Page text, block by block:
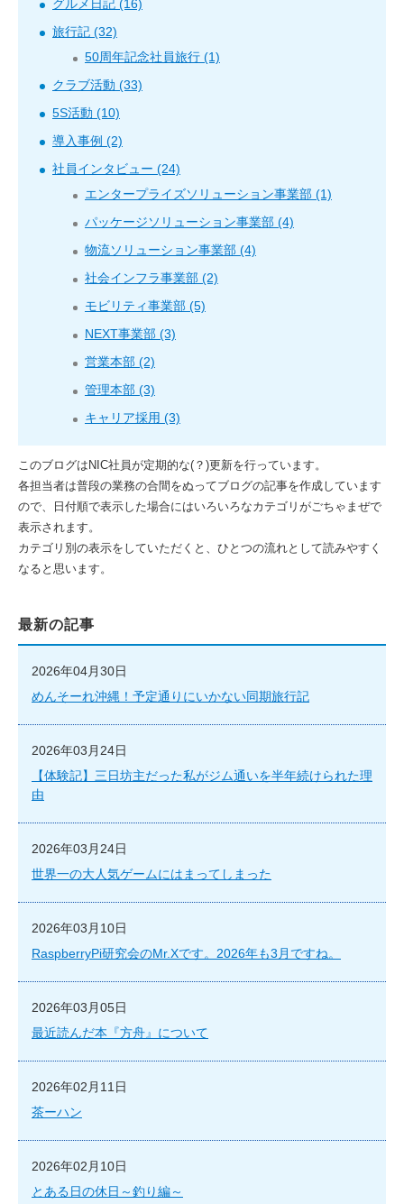
グルメ日記 (16)
旅行記 (32)
50周年記念社員旅行 (1)
クラブ活動 (33)
5S活動 (10)
導入事例 (2)
社員インタビュー (24)
エンタープライズソリューション事業部 (1)
パッケージソリューション事業部 (4)
物流ソリューション事業部 (4)
社会インフラ事業部 (2)
モビリティ事業部 (5)
NEXT事業部 (3)
営業本部 (2)
管理本部 (3)
キャリア採用 (3)
このブログはNIC社員が定期的な(？)更新を行っています。
各担当者は普段の業務の合間をぬってブログの記事を作成しています
ので、日付順で表示した場合にはいろいろなカテゴリがごちゃまぜで
表示されます。
カテゴリ別の表示をしていただくと、ひとつの流れとして読みやすく
なると思います。
最新の記事
2026年04月30日
めんそーれ沖縄！予定通りにいかない同期旅行記
2026年03月24日
【体験記】三日坊主だった私がジム通いを半年続けられた理
由
2026年03月24日
世界一の大人気ゲームにはまってしまった
2026年03月10日
RaspberryPi研究会のMr.Xです。2026年も3月ですね。
2026年03月05日
最近読んだ本『方舟』について
2026年02月11日
茶ーハン
2026年02月10日
とある日の休日～釣り編～